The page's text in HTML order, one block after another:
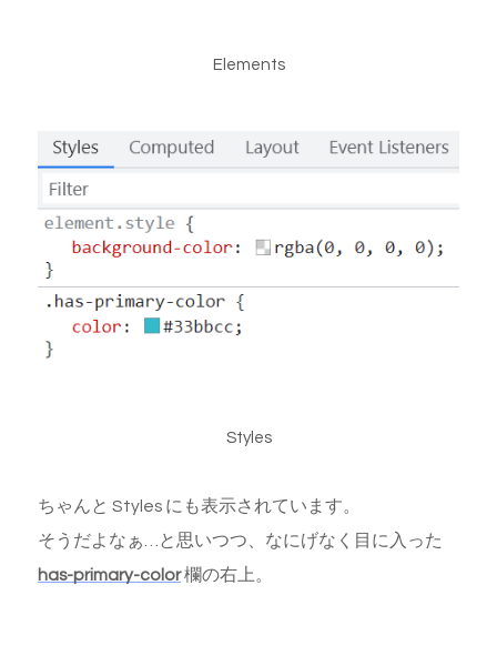
Elements
Styles
ちゃんと Styles にも表示されています。
そうだよなぁ…と思いつつ、なにげなく目に入った
has-primary-color欄の右上。